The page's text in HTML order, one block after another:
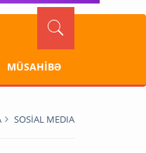
MÜSAHİBƏ
SOSİAL MEDIA